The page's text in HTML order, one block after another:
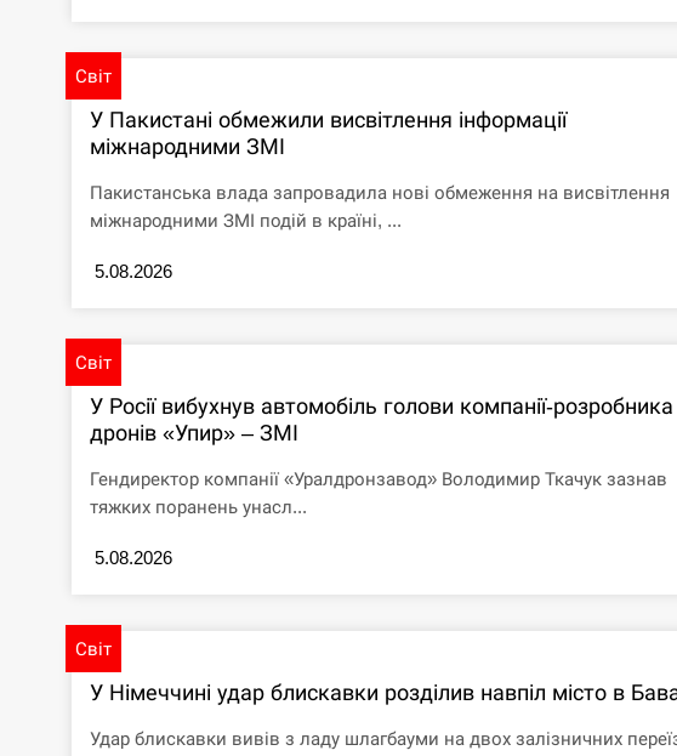
Світ
У Пакистані обмежили висвітлення інформації
міжнародними ЗМІ
Пакистанська влада запровадила нові обмеження на висвітлення
міжнародними ЗМІ подій в країні, ...
5.08.2026
Світ
У Росії вибухнув автомобіль голови компанії-розробника
дронів «Упир» – ЗМІ
Гендиректор компанії «Уралдронзавод» Володимир Ткачук зазнав
тяжких поранень унасл...
5.08.2026
Світ
У Німеччині удар блискавки розділив навпіл місто в
Удар блискавки вивів з ладу шлагбауми на двох залізничних